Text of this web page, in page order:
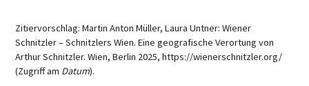
Zitiervorschlag: Martin Anton Müller, Laura Untner: Wiener
Schnitzler – Schnitzlers Wien. Eine geografische Verortung von
Arthur Schnitzler. Wien, Berlin 2025, https://wienerschnitzler.org/
(Zugriff am Datum).